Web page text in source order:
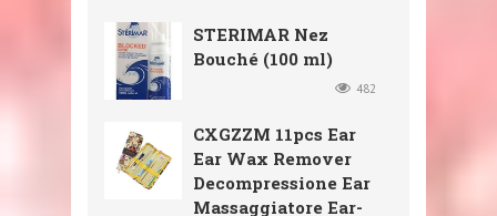
STERIMAR Nez
Bouché (100 ml)
482
CXGZZM 11pcs Ear
Ear Wax Remover
Decompressione Ear
Massaggiatore Ear-